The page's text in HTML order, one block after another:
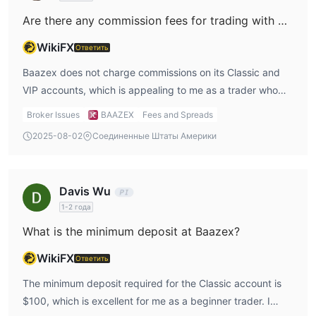
Are there any commission fees for trading with Baazex?
WikiFXОтветить
Baazex does not charge commissions on its Classic and
VIP accounts, which is appealing to me as a trader who
doesn’t want to pay extra fees for each trade. However,
mention commission details explicitly, so I would want to
perspective, the commission-free aspect of the Classic
and VIP accounts is a huge plus, especially for those who
prefer simplicity and transparency when it comes to
trading costs. However, I would still need to assess
whether the spreads on the ECN account are truly worth
the higher deposit, as this could affect my overall trading
costs in the long run.
Broker Issues BAAZEX
Fees and Spreads
2025-08-02
Соединенные Штаты Америки
Davis Wu
1-2 года
What is the minimum deposit at Baazex?
WikiFXОтветить
The minimum deposit required for the Classic account is
$100, which is excellent for me as a beginner trader. I